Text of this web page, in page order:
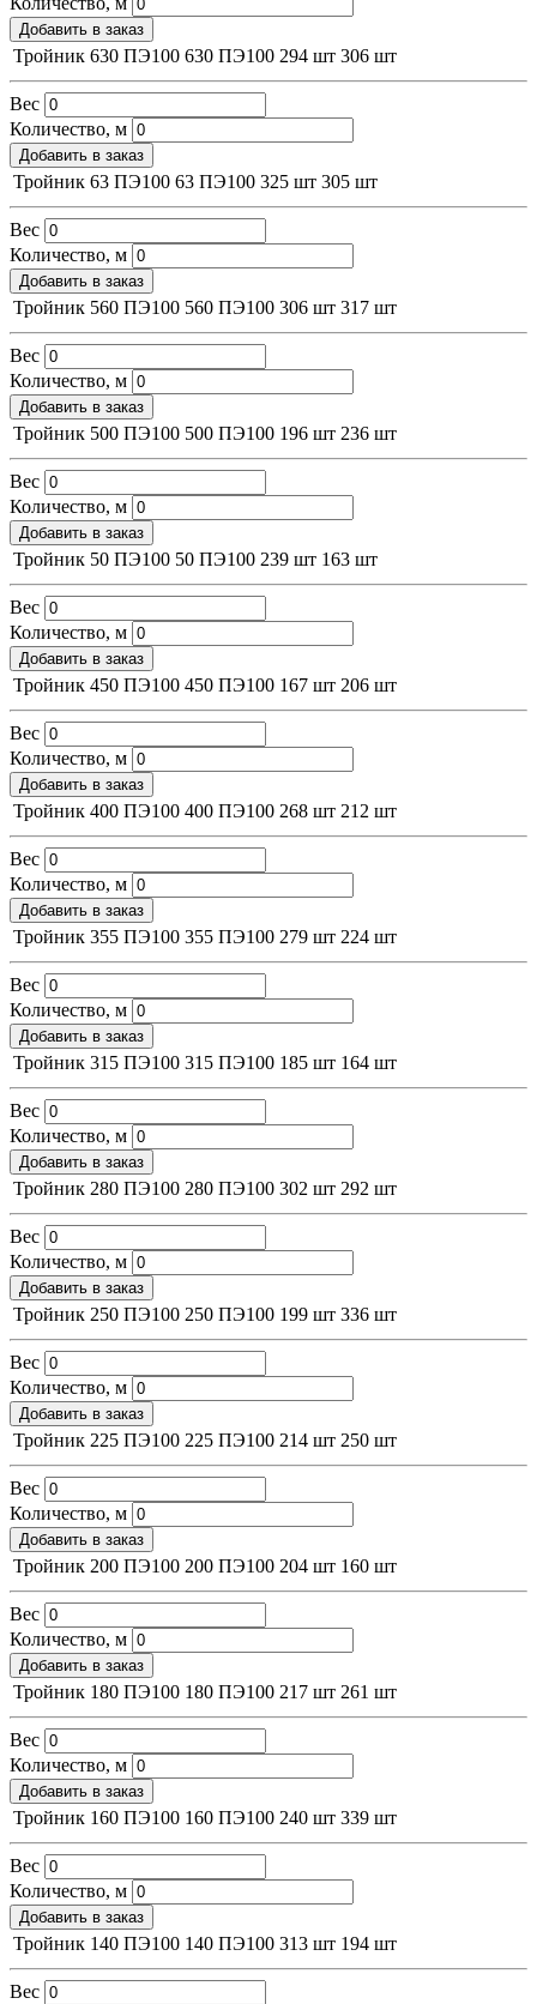
Добавить в заказ
Тройник 630 ПЭ100 630 ПЭ100 294 шт 306 шт
Вес
Количество, м
Добавить в заказ
Тройник 63 ПЭ100 63 ПЭ100 325 шт 305 шт
Вес
Количество, м
Добавить в заказ
Тройник 560 ПЭ100 560 ПЭ100 306 шт 317 шт
Вес
Количество, м
Добавить в заказ
Тройник 500 ПЭ100 500 ПЭ100 196 шт 236 шт
Вес
Количество, м
Добавить в заказ
Тройник 50 ПЭ100 50 ПЭ100 239 шт 163 шт
Вес
Количество, м
Добавить в заказ
Тройник 450 ПЭ100 450 ПЭ100 167 шт 206 шт
Вес
Количество, м
Добавить в заказ
Тройник 400 ПЭ100 400 ПЭ100 268 шт 212 шт
Вес
Количество, м
Добавить в заказ
Тройник 355 ПЭ100 355 ПЭ100 279 шт 224 шт
Вес
Количество, м
Добавить в заказ
Тройник 315 ПЭ100 315 ПЭ100 185 шт 164 шт
Вес
Количество, м
Добавить в заказ
Тройник 280 ПЭ100 280 ПЭ100 302 шт 292 шт
Вес
Количество, м
Добавить в заказ
Тройник 250 ПЭ100 250 ПЭ100 199 шт 336 шт
Вес
Количество, м
Добавить в заказ
Тройник 225 ПЭ100 225 ПЭ100 214 шт 250 шт
Вес
Количество, м
Добавить в заказ
Тройник 200 ПЭ100 200 ПЭ100 204 шт 160 шт
Вес
Количество, м
Добавить в заказ
Тройник 180 ПЭ100 180 ПЭ100 217 шт 261 шт
Вес
Количество, м
Добавить в заказ
Тройник 160 ПЭ100 160 ПЭ100 240 шт 339 шт
Вес
Количество, м
Добавить в заказ
Тройник 140 ПЭ100 140 ПЭ100 313 шт 194 шт
Вес